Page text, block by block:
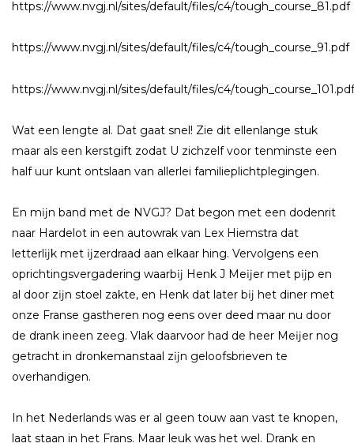
https://www.nvgj.nl/sites/default/files/c4/tough_course_81.pdf
https://www.nvgj.nl/sites/default/files/c4/tough_course_91.pdf
https://www.nvgj.nl/sites/default/files/c4/tough_course_101.pdf
Wat een lengte al. Dat gaat snel! Zie dit ellenlange stuk
maar als een kerstgift zodat U zichzelf voor tenminste een
half uur kunt ontslaan van allerlei familieplichtplegingen.
En mĳn band met de NVGJ? Dat begon met een dodenrit
naar Hardelot in een autowrak van Lex Hiemstra dat
letterlĳk met ĳzerdraad aan elkaar hing. Vervolgens een
oprichtingsvergadering waarbĳ Henk J Meĳer met pĳp en
al door zĳn stoel zakte, en Henk dat later bĳ het diner met
onze Franse gastheren nog eens over deed maar nu door
de drank ineen zeeg. Vlak daarvoor had de heer Meĳer nog
getracht in dronkemanstaal zĳn geloofsbrieven te
overhandigen.
In het Nederlands was er al geen touw aan vast te knopen,
laat staan in het Frans. Maar leuk was het wel. Drank en